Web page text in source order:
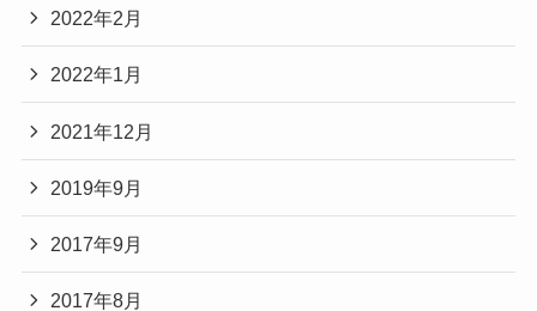
2022年2月
2022年1月
2021年12月
2019年9月
2017年9月
2017年8月